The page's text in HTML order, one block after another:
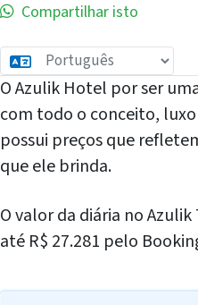
Compartilhar isto
O Azulik Hotel por ser
com todo o conceito,
possui preços que
que ele brinda.
O valor da diária no
até R$ 27.281 pelo